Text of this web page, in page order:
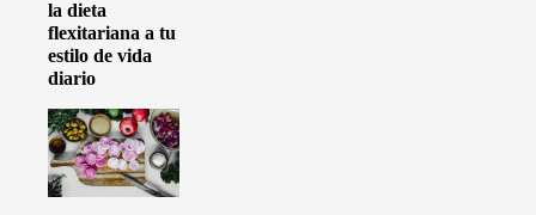
la dieta
flexitariana a tu
estilo de vida
diario